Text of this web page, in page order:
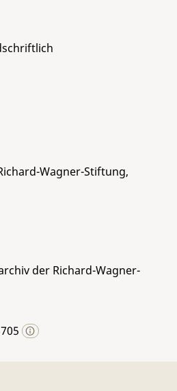
Wagner-Stiftung,
der Richard-Wagner-